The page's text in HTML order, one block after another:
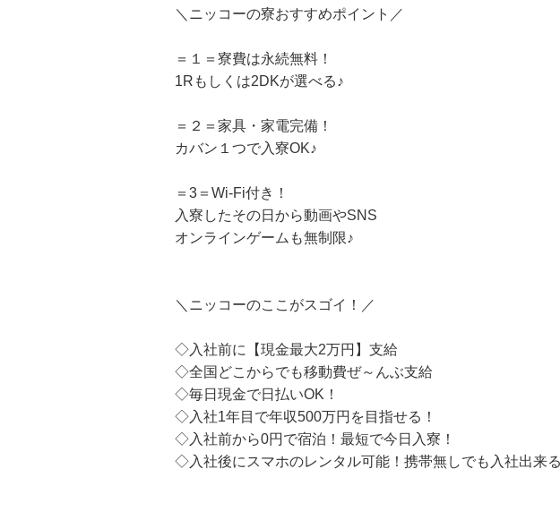
＼ニッコーの寮おすすめポイント／
＝１＝寮費は永続無料！
1Rもしくは2DKが選べる♪
＝２＝家具・家電完備！
カバン１つで入寮OK♪
＝3＝Wi-Fi付き！
入寮したその日から動画やSNS
オンラインゲームも無制限♪
＼ニッコーのここがスゴイ！／
◇入社前に【現金最大2万円】支給
◇全国どこからでも移動費ぜ～んぶ支給
◇毎日現金で日払いOK！
◇入社1年目で年収500万円を目指せる！
◇入社前から0円で宿泊！最短で今日入寮！
◇入社後にスマホのレンタル可能！携帯無しでも入社出来る